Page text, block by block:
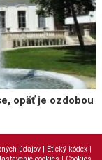
opäť je ozdobou
údajov | Etický kódex |